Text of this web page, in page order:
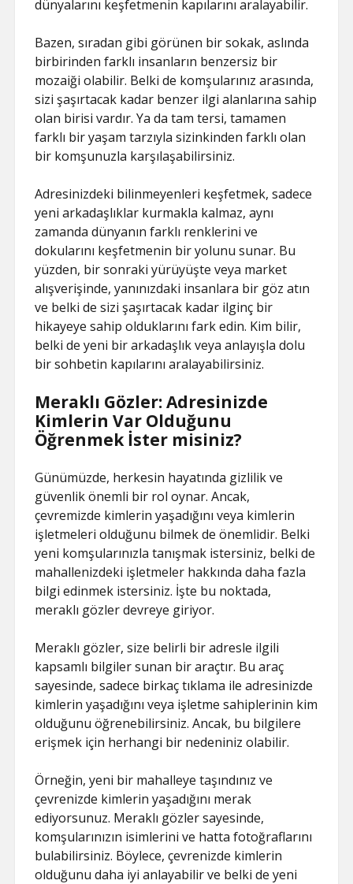
dünyalarını keşfetmenin kapılarını aralayabilir.
Bazen, sıradan gibi görünen bir sokak, aslında
birbirinden farklı insanların benzersiz bir
mozaiği olabilir. Belki de komşularınız arasında,
sizi şaşırtacak kadar benzer ilgi alanlarına sahip
olan birisi vardır. Ya da tam tersi, tamamen
farklı bir yaşam tarzıyla sizinkinden farklı olan
bir komşunuzla karşılaşabilirsiniz.
Adresinizdeki bilinmeyenleri keşfetmek, sadece
yeni arkadaşlıklar kurmakla kalmaz, aynı
zamanda dünyanın farklı renklerini ve
dokularını keşfetmenin bir yolunu sunar. Bu
yüzden, bir sonraki yürüyüşte veya market
alışverişinde, yanınızdaki insanlara bir göz atın
ve belki de sizi şaşırtacak kadar ilginç bir
hikayeye sahip olduklarını fark edin. Kim bilir,
belki de yeni bir arkadaşlık veya anlayışla dolu
bir sohbetin kapılarını aralayabilirsiniz.
Meraklı Gözler: Adresinizde
Kimlerin Var Olduğunu
Öğrenmek İster misiniz?
Günümüzde, herkesin hayatında gizlilik ve
güvenlik önemli bir rol oynar. Ancak,
çevremizde kimlerin yaşadığını veya kimlerin
işletmeleri olduğunu bilmek de önemlidir. Belki
yeni komşularınızla tanışmak istersiniz, belki de
mahallenizdeki işletmeler hakkında daha fazla
bilgi edinmek istersiniz. İşte bu noktada,
meraklı gözler devreye giriyor.
Meraklı gözler, size belirli bir adresle ilgili
kapsamlı bilgiler sunan bir araçtır. Bu araç
sayesinde, sadece birkaç tıklama ile adresinizde
kimlerin yaşadığını veya işletme sahiplerinin kim
olduğunu öğrenebilirsiniz. Ancak, bu bilgilere
erişmek için herhangi bir nedeniniz olabilir.
Örneğin, yeni bir mahalleye taşındınız ve
çevrenizde kimlerin yaşadığını merak
ediyorsunuz. Meraklı gözler sayesinde,
komşularınızın isimlerini ve hatta fotoğraflarını
bulabilirsiniz. Böylece, çevrenizde kimlerin
olduğunu daha iyi anlayabilir ve belki de yeni